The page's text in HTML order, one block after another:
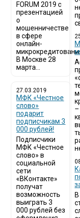
FORUM 2019 с
презентацией
о
мошенничестве
в сфере
онлайн-
В Москве 28
марта...
27.03.2019
МФК «Честное
слово»
подарит
подписчикам 3
000 рублей!
Подписчики
МФК «Честное
слово» в
социальной
сети
«ВКонтакте»
получат
возможность
выиграть 3
000 рублей без
–